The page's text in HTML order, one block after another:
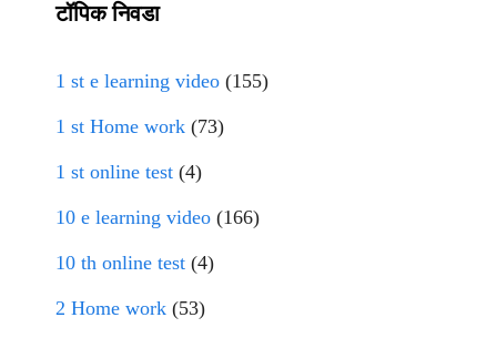
टॉपिक निवडा
1 st e learning video (155)
1 st Home work (73)
1 st online test (4)
10 e learning video (166)
10 th online test (4)
2 Home work (53)